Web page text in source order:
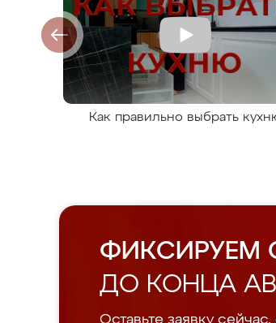
Как правильно выбрать
ФИКСИРУЕМ
ДО КОНЦА
Оставьте заявку